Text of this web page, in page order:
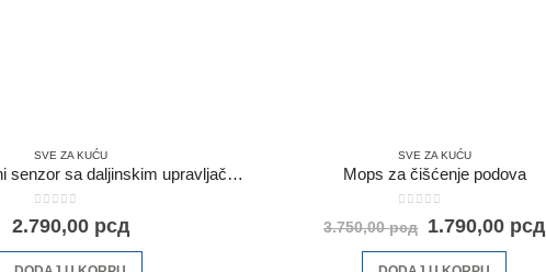
SVE ZA KUĆU
Bežični alarmni senzor sa daljinskim upravljačem
0out of 5
2.790,00 рсд
SVE ZA KUĆU
Mops za čišćenje podova
out of 5
3.750,00рсд 1.790,00 рсд